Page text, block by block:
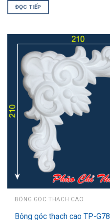
ĐỌC TIẾP
BÔNG GÓC THẠCH CAO
Bông góc thạch cao TP-G78